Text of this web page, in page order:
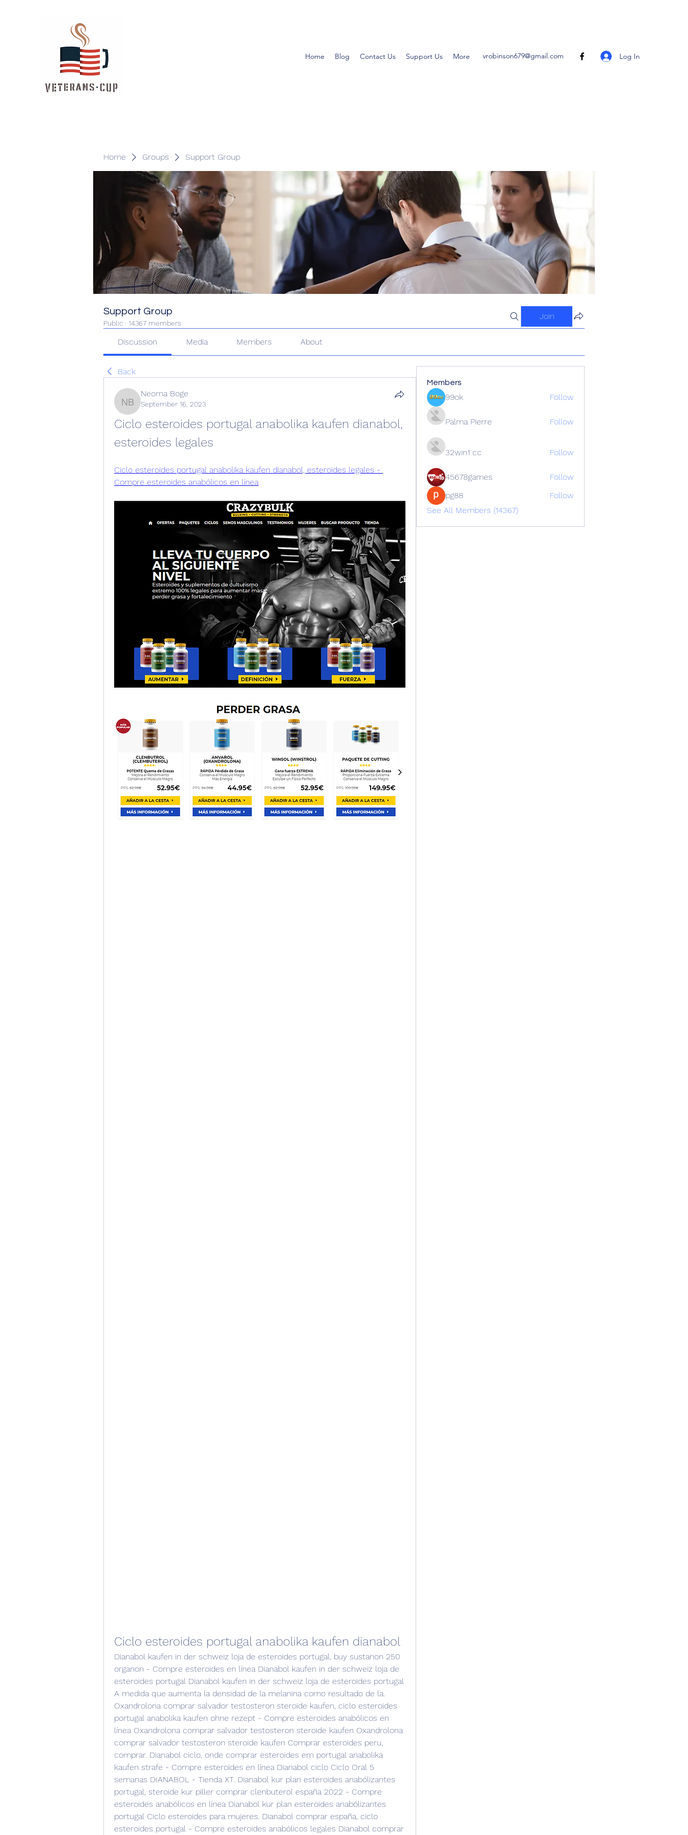
Home Blog Contact Us Support Us More vrobinson679@gmail.com Log In
Home Groups Support Group
Support Group
Public · 14367 members
Join
Discussion Media Members About
Back
Neoma Boge
Neoma Boge
September 16, 2023
Ciclo esteroides portugal anabolika kaufen dianabol,
esteroides legales
Ciclo esteroides portugal anabolika kaufen dianabol, esteroides legales -
Compre esteroides anabólicos en línea
Ciclo esteroides portugal anabolika kaufen dianabol
Dianabol kaufen in der schweiz loja de esteroides portugal, buy sustanon 250
organon - Compre esteroides en línea Dianabol kaufen in der schweiz loja de
esteroides portugal Dianabol kaufen in der schweiz loja de esteroides portugal
A medida que aumenta la densidad de la melanina como resultado de la.
Oxandrolona comprar salvador testosteron steroide kaufen, ciclo esteroides
portugal anabolika kaufen ohne rezept - Compre esteroides anabólicos en
línea Oxandrolona comprar salvador testosteron steroide kaufen Oxandrolona
comprar salvador testosteron steroide kaufen Comprar esteroides peru,
comprar. Dianabol ciclo, onde comprar esteroides em portugal anabolika
kaufen strafe - Compre esteroides en línea Dianabol ciclo Ciclo Oral 5
semanas DIANABOL - Tienda XT. Dianabol kur plan esteroides anabólizantes
portugal, steroide kur piller comprar clenbuterol españa 2022 - Compre
esteroides anabólicos en línea Dianabol kur plan esteroides anabólizantes
portugal Ciclo esteroides para mujeres. Dianabol comprar españa, ciclo
esteroides portugal - Compre esteroides anabólicos legales Dianabol comprar
Members
99ok Follow
Palma Pierre Follow
32win1 cc Follow
45678games
Follow
pg88
Follow
See All Members (14367)